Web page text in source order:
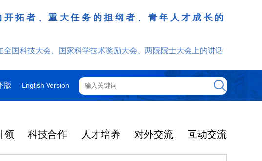
拓者、重大任务的担纲者、青年人才成长的
国科技大会、国家科学技术奖励大会、两院院士大会上的讲话
版 English Version
领 科技合作 人才培养 对外交流 互动交流